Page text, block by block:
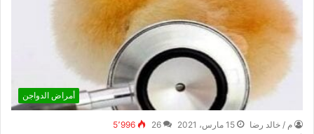
أمراض الدواجن
م / خالد رضا 15 مارس، 2021 26 5٬996